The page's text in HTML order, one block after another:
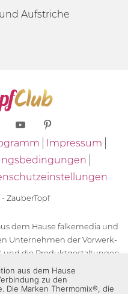
Aufstriche
Impressum
ZauberTopf
dem Hause falkemedia und
Unternehmen der Vorwerk-
und die Produktgestaltungen
Marken der Unternehmen
die Zeichen TM5®,
aus dem Hause
zu den
Die Marken Thermomix®, die